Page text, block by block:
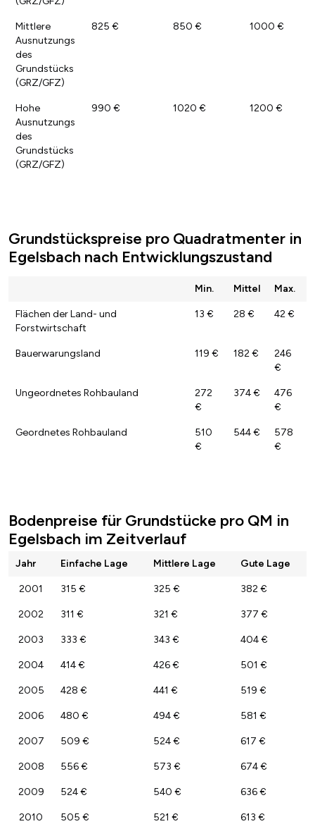
Mittlere
Ausnutzungs
des
Grundstücks
(GRZ/GFZ)
825 € 850 € 1000 €
Hohe
Ausnutzungs
des
Grundstücks
(GRZ/GFZ)
990 € 1020 € 1200 €
Grundstückspreise pro Quadratmenter in
Egelsbach nach Entwicklungszustand
Min. Mittel Max.
Flächen der Land- und
Forstwirtschaft
13 € 28 € 42 €
Bauerwarungsland 119 € 182 €
246
€
Ungeordnetes Rohbauland
272
€
374 €
476
€
Geordnetes Rohbauland
510
€
544 €
578
€
Bodenpreise für Grundstücke pro QM in
Egelsbach im Zeitverlauf
Jahr Einfache Lage Mittlere Lage Gute Lage
2001 315 € 325 € 382 €
2002 311 € 321 € 377 €
2003 333 € 343 € 404 €
2004 414 € 426 € 501 €
2005 428 € 441 € 519 €
2006 480 € 494 € 581 €
2007 509 € 524 € 617 €
2008 556 € 573 € 674 €
2009 524 € 540 € 636 €
2010 505 € 521 € 613 €